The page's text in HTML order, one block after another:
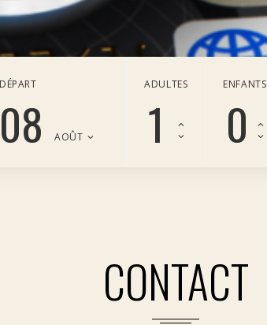
DÉPART
08 AOÛT
ADULTES ENFANTS
CONTACT